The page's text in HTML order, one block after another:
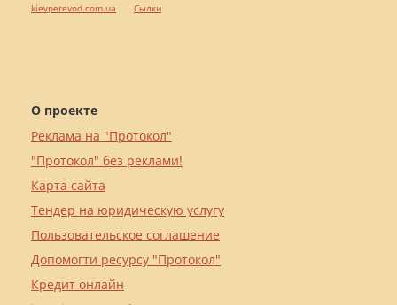
О проекте
Реклама на "Протокол"
"Протокол" без реклами!
Карта сайта
Тендер на юридическую услугу
Пользовательское соглашение
Допомогти ресурсу "Протокол"
Кредит онлайн
kievperevod.com.ua
Cылки